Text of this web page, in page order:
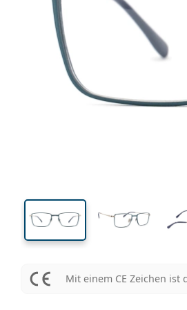
Brillenbreite
37 mm
Glashöhe
Mit einem CE Zeichen